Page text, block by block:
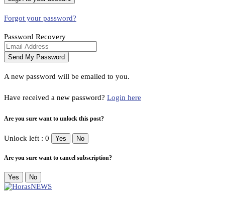
Forgot your password?
Password Recovery
A new password will be emailed to you.
Have received a new password? Login here
Are you sure want to unlock this post?
Unlock left : 0 Yes No
Are you sure want to cancel subscription?
Yes No